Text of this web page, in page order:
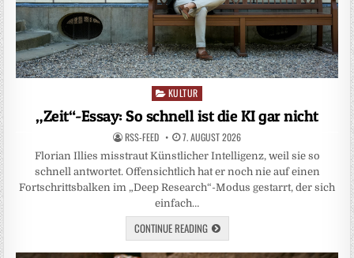
Posted
in
KULTUR
„Zeit“-Essay: So schnell ist die KI gar nicht
RSS-FEED 7. AUGUST 2026
Florian Illies misstraut Künstlicher Intelligenz, weil sie so
schnell antwortet. Offensichtlich hat er noch nie auf einen
Fortschrittsbalken im „Deep Research“-Modus gestarrt, der sich
einfach…
CONTINUE READING